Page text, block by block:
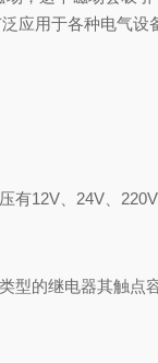
应用于各种电气设
、24V、220V
的继电器其触点